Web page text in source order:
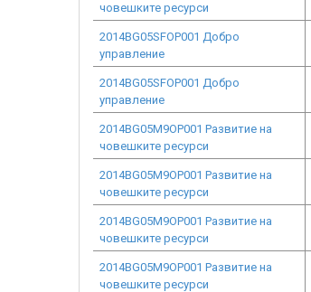
човешките ресурси
2014BG05SFOP001 Добро
управление
2014BG05SFOP001 Добро
управление
2014BG05M9OP001 Развитие на
човешките ресурси
2014BG05M9OP001 Развитие на
човешките ресурси
2014BG05M9OP001 Развитие на
човешките ресурси
2014BG05M9OP001 Развитие на
човешките ресурси